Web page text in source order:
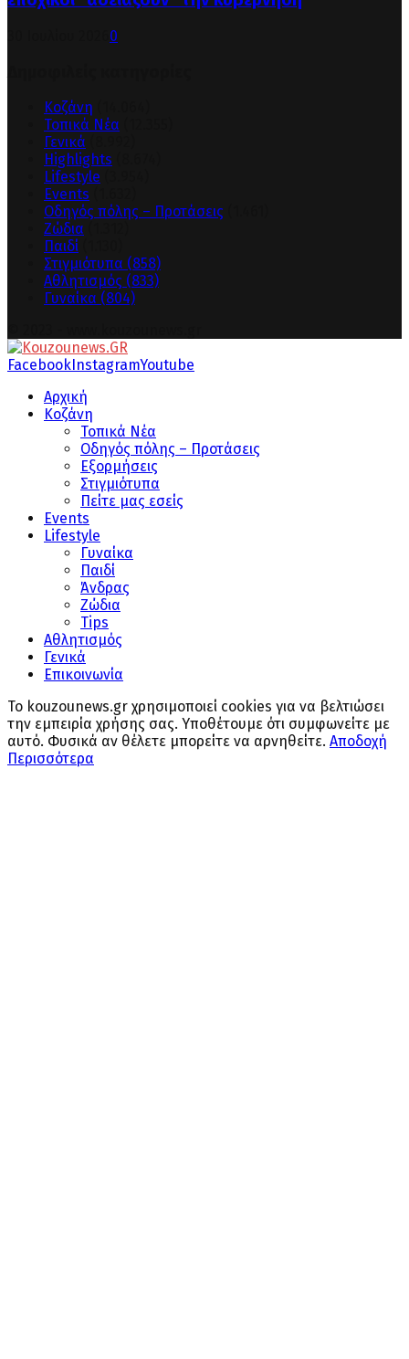
0
Κοζάνη
Τοπικά Νέα
Γενικά
Highlights
Lifestyle
Events
Οδηγός πόλης – Προτάσεις
Ζώδια
Παιδί
Στιγμιότυπα (858)
Αθλητισμός (833)
Γυναίκα (804)
Facebook InstagramYoutube
Αρχική
Κοζάνη
Τοπικά Νέα
Οδηγός πόλης – Προτάσεις
Εξορμήσεις
Στιγμιότυπα
Πείτε μας εσείς
Events
Lifestyle
Γυναίκα
Παιδί
Άνδρας
Ζώδια
Tips
Αθλητισμός
Γενικά
Επικοινωνία
Το kouzounews.gr χρησιμοποιεί cookies για να βελτιώσει
την εμπειρία χρήσης σας. Υποθέτουμε ότι συμφωνείτε με
αυτό. Φυσικά αν θέλετε μπορείτε να αρνηθείτε. Αποδοχή
Περισσότερα